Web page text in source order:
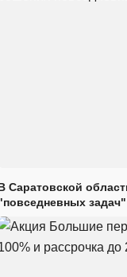
Саратовской
задач"